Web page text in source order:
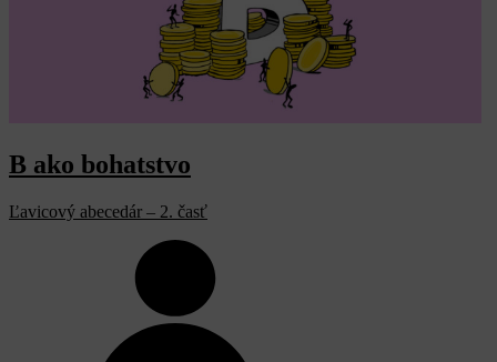
B ako bohatstvo
Ľavicový abecedár – 2. časť